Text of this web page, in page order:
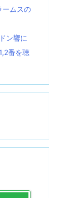
ームスの
ン響に
番を聴